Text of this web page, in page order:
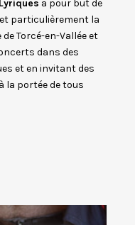
a pour but de
particulièrement la
Torcé-en-Vallée et
dans des
et en invitant des
la portée de tous
AUX MODALITÉS
PARTICULIER À LA
ÉTUDIE EN ASIE DU
LES SOCIÉTÉS
À L'ORIGINE DU
LES SOCIÉTÉS
PARTICULIER. IL A
SUR LE